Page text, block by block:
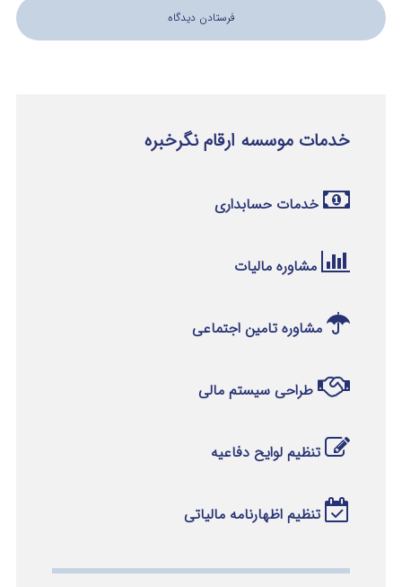
خدمات موسسه ارقام نگرخبره
خدمات حسابداری
مشاوره مالیات
مشاوره تامین اجتماعی
طراحی سیستم مالی
تنظیم لوایح دفاعیه
تنظیم اظهارنامه مالیاتی